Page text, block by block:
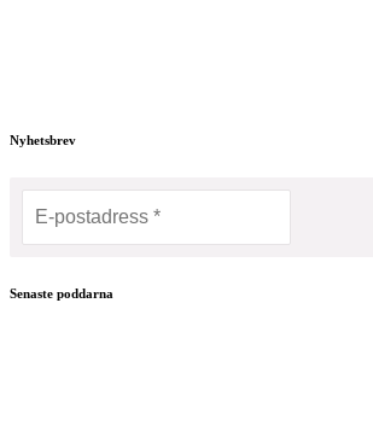
Nyhetsbrev
Senaste poddarna